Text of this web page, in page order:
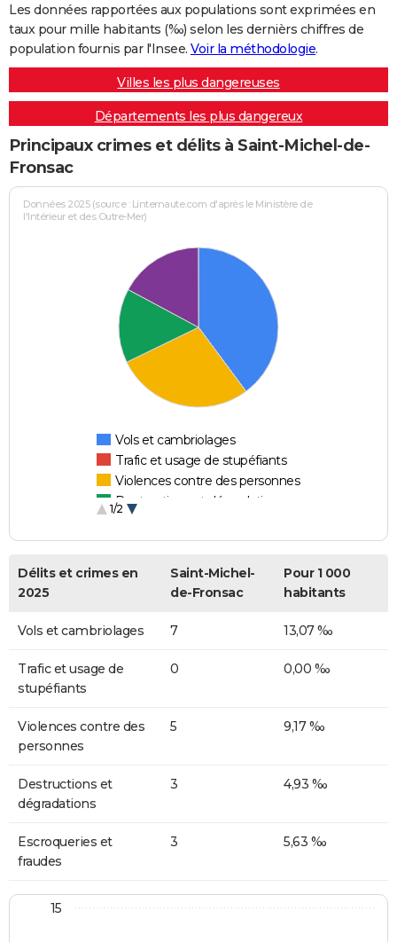
Les données rapportées aux populations sont exprimées en
taux pour mille habitants (‰) selon les dernièrs chiffres de
population fournis par l'Insee. Voir la méthodologie.
Villes les plus dangereuses
Départements les plus dangereux
Principaux crimes et délits à Saint-Michel-de-
Fronsac
Données 2025 (source : Linternaute.com d'après le Ministère de
l'Intérieur et des Outre-Mer)
Vols et cambriolages
Trafic et usage de stupéfiants
Violences contre des personnes
Destructions et dégradations
1/2
Délits et crimes en
2025
Saint-Michel-
de-Fronsac
Pour 1 000
habitants
Vols et cambriolages 7 13,07 ‰
Trafic et usage de
stupéfiants
0 0,00 ‰
Violences contre des
personnes
5 9,17 ‰
Destructions et
dégradations
3 4,93 ‰
Escroqueries et
fraudes
3 5,63 ‰
15